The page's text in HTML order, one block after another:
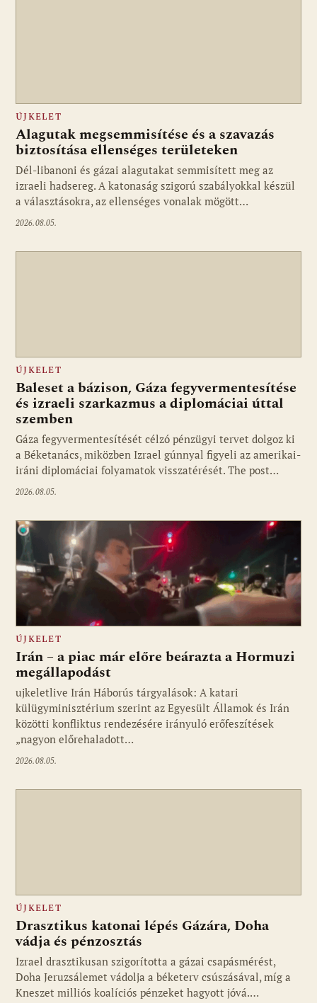
ÚJKELET
Alagutak megsemmisítése és a szavazás
biztosítása ellenséges területeken
Dél-libanoni és gázai alagutakat semmisített meg az
izraeli hadsereg. A katonaság szigorú szabályokkal készül
a választásokra, az ellenséges vonalak mögött…
2026.08.05.
ÚJKELET
Baleset a bázison, Gáza fegyvermentesítése
és izraeli szarkazmus a diplomáciai úttal
szemben
Gáza fegyvermentesítését célzó pénzügyi tervet dolgoz ki
a Béketanács, miközben Izrael gúnnyal figyeli az amerikai-
iráni diplomáciai folyamatok visszatérését. The post…
2026.08.05.
Fotó: ujkelet.live
ÚJKELET
Irán – a piac már előre beárazta a Hormuzi
megállapodást
ujkeletlive Irán Háborús tárgyalások: A katari
külügyminisztérium szerint az Egyesült Államok és Irán
közötti konfliktus rendezésére irányuló erőfeszítések
„nagyon előrehaladott…
2026.08.05.
ÚJKELET
Drasztikus katonai lépés Gázára, Doha
vádja és pénzosztás
Izrael drasztikusan szigorította a gázai csapásmérést,
Doha Jeruzsálemet vádolja a béketerv csúszásával, míg a
Kneszet milliós koalíciós pénzeket hagyott jóvá.…